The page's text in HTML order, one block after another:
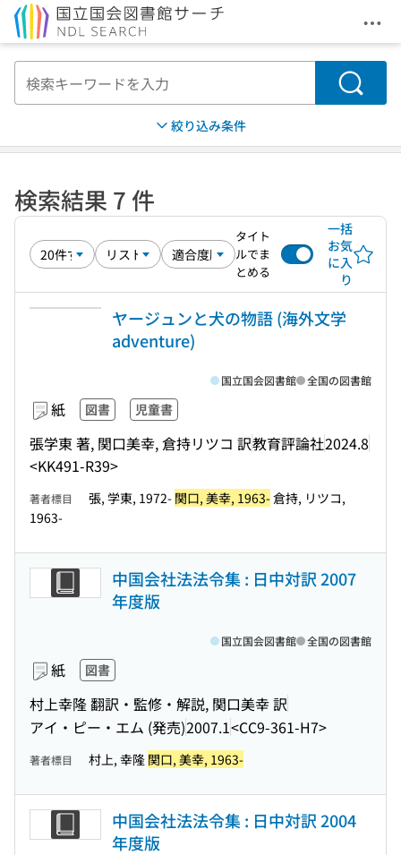
メ
検索
絞り込み条件
検索結果 7 件
タイト
ルでま
とめる
一括
お気
に入
り
ヤージュンと犬の物語 (海外文学
adventure)
紙 図書 児童書
張学東 著, 関口美幸, 倉持リツコ 訳教育評論社2024.8
<KK491-R39>
国立国会図書館 全国の図書館
著者標目 張, 学東, 1972- 関口, 美幸, 1963-倉持, リツコ,
1963-
中国会社法法令集 : 日中対訳 2007
年度版
紙 図書
村上幸隆 翻訳・監修・解説, 関口美幸 訳
アイ・ピー・エム (発売)2007.1<CC9-361-H7>
国立国会図書館 全国の図書館
著者標目 村上, 幸隆 関口, 美幸, 1963-
中国会社法法令集 : 日中対訳 2004
年度版